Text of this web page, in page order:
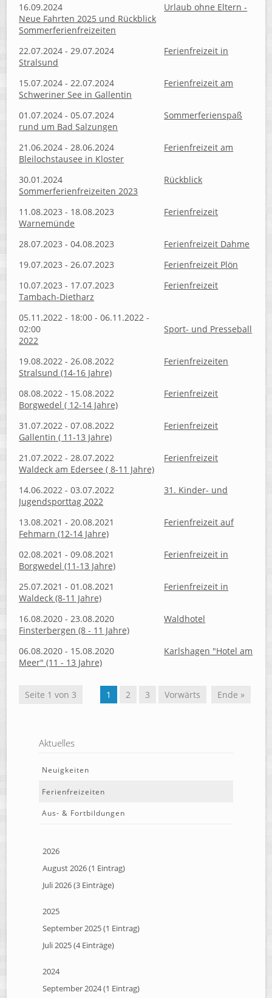
16.09.2024
Urlaub ohne Eltern -
Neue Fahrten 2025 und Rückblick
Sommerferienfreizeiten
22.07.2024 - 29.07.2024
Ferienfreizeit in
Stralsund
15.07.2024 - 22.07.2024
Ferienfreizeit am
Schweriner See in Gallentin
01.07.2024 - 05.07.2024
Sommerferienspaß
rund um Bad Salzungen
21.06.2024 - 28.06.2024
Ferienfreizeit am
Bleilochstausee in Kloster
30.01.2024
Rückblick
Sommerferienfreizeiten 2023
11.08.2023 - 18.08.2023
Ferienfreizeit
Warnemünde
28.07.2023 - 04.08.2023
Ferienfreizeit Dahme
19.07.2023 - 26.07.2023
Ferienfreizeit Plön
10.07.2023 - 17.07.2023
Ferienfreizeit
Tambach-Dietharz
05.11.2022 - 18:00 - 06.11.2022 -
02:00
Sport- und Presseball
2022
19.08.2022 - 26.08.2022
Ferienfreizeiten
Stralsund (14-16 Jahre)
08.08.2022 - 15.08.2022
Ferienfreizeit
Borgwedel ( 12-14 Jahre)
31.07.2022 - 07.08.2022
Ferienfreizeit
Gallentin ( 11-13 Jahre)
21.07.2022 - 28.07.2022
Ferienfreizeit
Waldeck am Edersee ( 8-11 Jahre)
14.06.2022 - 03.07.2022
31. Kinder- und
Jugendsporttag 2022
13.08.2021 - 20.08.2021
Ferienfreizeit auf
Fehmarn (12-14 Jahre)
02.08.2021 - 09.08.2021
Ferienfreizeit in
Borgwedel (11-13 Jahre)
25.07.2021 - 01.08.2021
Ferienfreizeit in
Waldeck (8-11 Jahre)
16.08.2020 - 23.08.2020
Waldhotel
Finsterbergen (8 - 11 Jahre)
06.08.2020 - 15.08.2020
Karlshagen "Hotel am
Meer" (11 - 13 Jahre)
Seite 1 von 3 1 2 3 Vorwärts Ende »
Aktuelles
Neuigkeiten
Ferienfreizeiten
Aus- & Fortbildungen
2026
August 2026 (1 Eintrag)
Juli 2026 (3 Einträge)
2025
September 2025 (1 Eintrag)
Juli 2025 (4 Einträge)
2024
September 2024 (1 Eintrag)